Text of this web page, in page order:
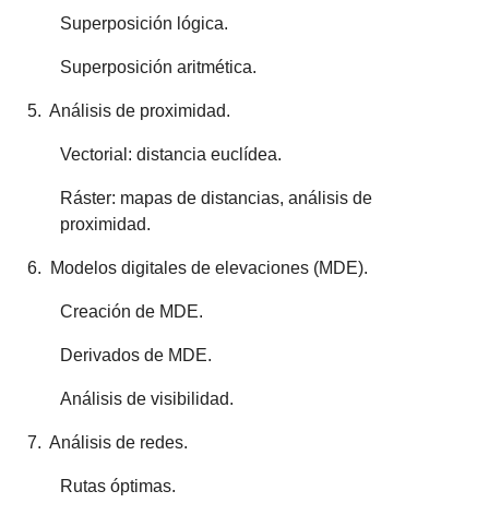
Superposición lógica.
Superposición aritmética.
5. Análisis de proximidad.
Vectorial: distancia euclídea.
Ráster: mapas de distancias, análisis de
proximidad.
6. Modelos digitales de elevaciones (MDE).
Creación de MDE.
Derivados de MDE.
Análisis de visibilidad.
7. Análisis de redes.
Rutas óptimas.